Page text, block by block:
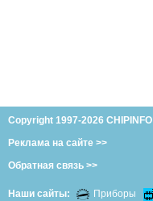
Copyright 1997-2026 CHIPINFO
Реклама на сайте >>
Обратная связь >>
Наши сайты: Приборы